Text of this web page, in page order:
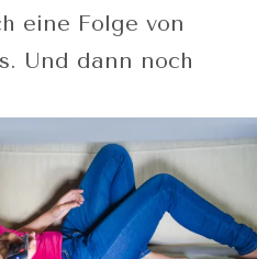
eine Folge von
Und dann noch